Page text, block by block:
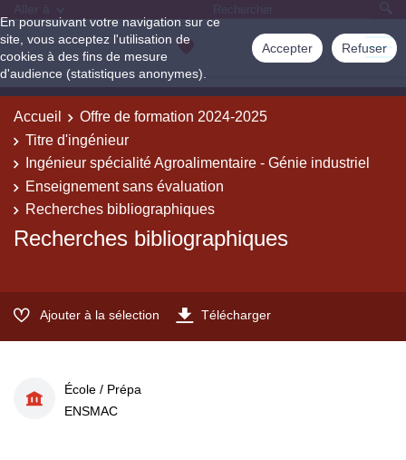
En poursuivant votre navigation sur ce
site, vous acceptez l'utilisation de
cookies à des fins de mesure
d'audience (statistiques anonymes).
Accepter Refuser
Accueil
Offre de formation 2024-2025
Titre d'ingénieur
Ingénieur spécialité Agroalimentaire - Génie industriel
Enseignement sans évaluation
Recherches bibliographiques
Recherches bibliographiques
Ajouter à la sélection Télécharger
École / Prépa
ENSMAC